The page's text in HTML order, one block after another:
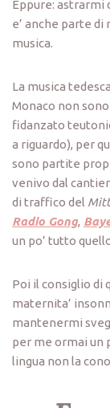
Eppure: astrarmi
e’ anche parte di
musica.
La musica
Monaco non
fidanzato
a riguardo), per
sono partite
venivo dal
di traffico del
Radio Gong,
un po’ tutto
Poi il consiglio di
maternita’
mantenermi
per me ormai un
lingua non la